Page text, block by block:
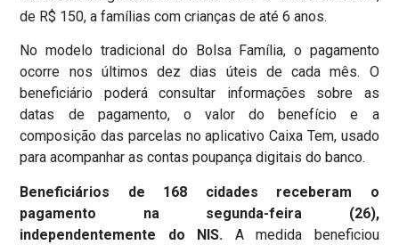
de R$ 150, a famílias com crianças de até 6 anos.
No modelo tradicional do Bolsa Família, o pagamento
ocorre nos últimos dez dias úteis de cada mês. O
beneficiário poderá consultar informações sobre as
datas de pagamento, o valor do benefício e a
composição das parcelas no aplicativo Caixa Tem, usado
para acompanhar as contas poupança digitais do banco.
Beneficiários de 168 cidades receberam o
pagamento na segunda-feira (26),
independentemente do NIS. A medida beneficiou